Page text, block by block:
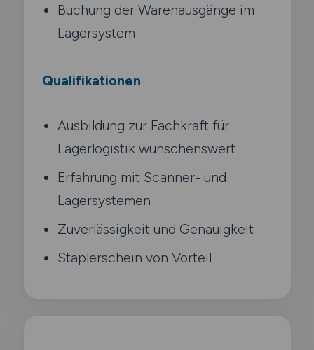
Buchung der Warenausgänge im
Lagersystem
Qualifikationen
Ausbildung zur Fachkraft für
Lagerlogistik wünschenswert
Erfahrung mit Scanner- und
Lagersystemen
Zuverlässigkeit und Genauigkeit
Staplerschein von Vorteil